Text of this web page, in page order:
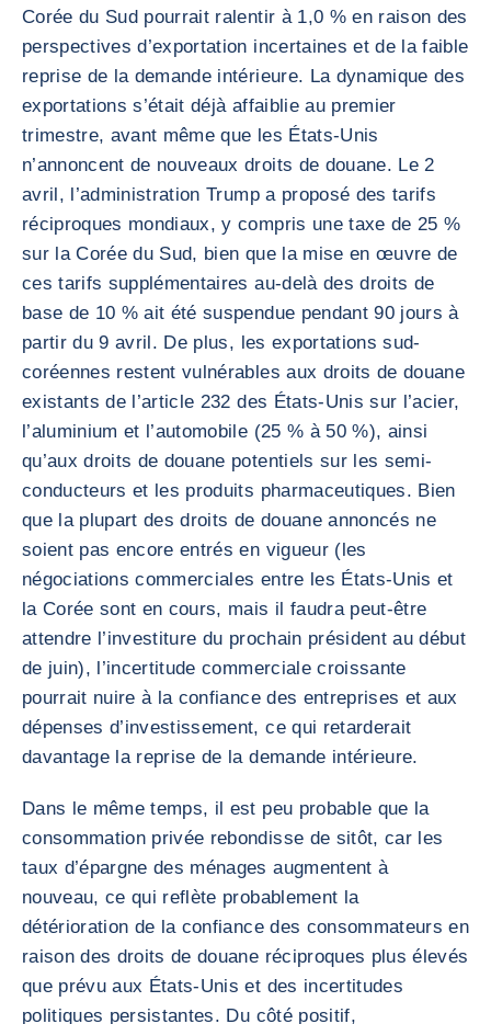
Corée du Sud pourrait ralentir à 1,0 % en raison des
perspectives d’exportation incertaines et de la faible
reprise de la demande intérieure. La dynamique des
exportations s’était déjà affaiblie au premier
trimestre, avant même que les États-Unis
n’annoncent de nouveaux droits de douane. Le 2
avril, l’administration Trump a proposé des tarifs
réciproques mondiaux, y compris une taxe de 25 %
sur la Corée du Sud, bien que la mise en œuvre de
ces tarifs supplémentaires au-delà des droits de
base de 10 % ait été suspendue pendant 90 jours à
partir du 9 avril. De plus, les exportations sud-
coréennes restent vulnérables aux droits de douane
existants de l’article 232 des États-Unis sur l’acier,
l’aluminium et l’automobile (25 % à 50 %), ainsi
qu’aux droits de douane potentiels sur les semi-
conducteurs et les produits pharmaceutiques. Bien
que la plupart des droits de douane annoncés ne
soient pas encore entrés en vigueur (les
négociations commerciales entre les États-Unis et
la Corée sont en cours, mais il faudra peut-être
attendre l’investiture du prochain président au début
de juin), l’incertitude commerciale croissante
pourrait nuire à la confiance des entreprises et aux
dépenses d’investissement, ce qui retarderait
davantage la reprise de la demande intérieure.
Dans le même temps, il est peu probable que la
consommation privée rebondisse de sitôt, car les
taux d’épargne des ménages augmentent à
nouveau, ce qui reflète probablement la
détérioration de la confiance des consommateurs en
raison des droits de douane réciproques plus élevés
que prévu aux États-Unis et des incertitudes
politiques persistantes. Du côté positif,